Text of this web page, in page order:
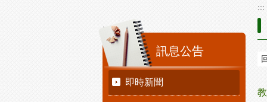
:::
訊息公告
即時新聞
:::